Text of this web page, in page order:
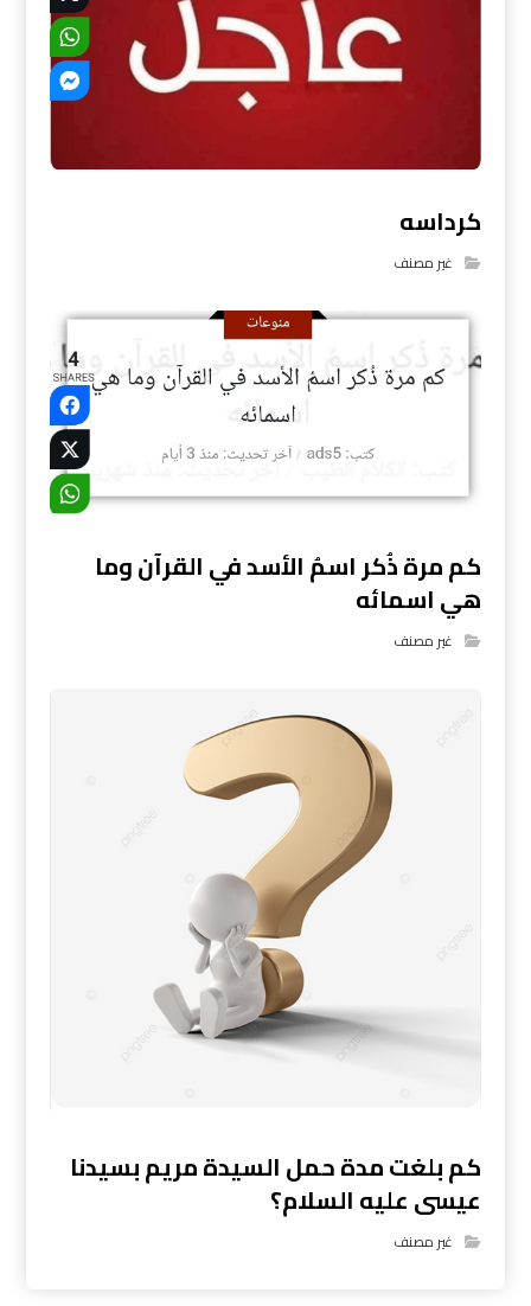
كرداسه
غير مصنف
كم مرة ذُكر اسمُ الأسد في القرآن وما
هي اسمائه
غير مصنف
كم بلغت مدة حمل السيدة مريم بسيدنا
عيسى عليه السلام؟
غير مصنف